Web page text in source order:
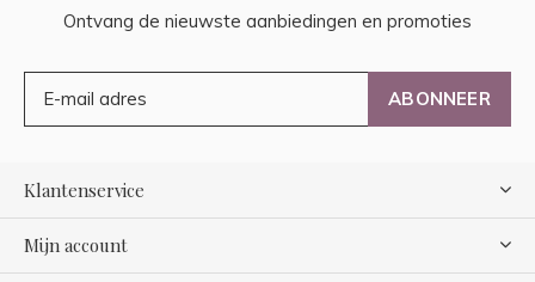
Ontvang de nieuwste aanbiedingen en promoties
ABONNEER
Klantenservice
Mijn account